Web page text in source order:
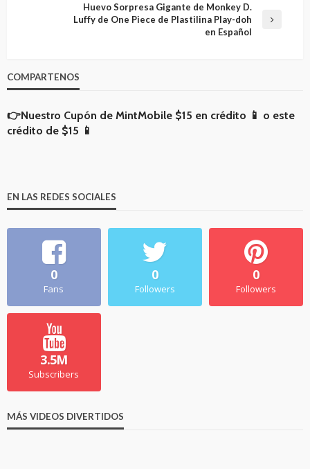
Huevo Sorpresa Gigante de Monkey D.
Luffy de One Piece de Plastilina Play-doh
en Español
COMPARTENOS
👉Nuestro Cupón de MintMobile $15 en crédito 📱 o este
crédito de $15 📱
EN LAS REDES SOCIALES
0
Fans
0
Followers
0
Followers
3.5M
Subscribers
MÁS VIDEOS DIVERTIDOS